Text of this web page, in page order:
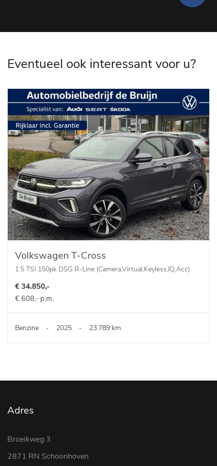
Eventueel ook interessant voor u?
Volkswagen T-Cross
1.5 TSI 150pk DSG R-Line (Camera,Virtual,Keyless,IQ,Acc)
€ 34.850,-
€ 608,- p.m.
Benzine - 2025 - 23.789 km
Adres
Broeikweg 3
2871 RN Schoonhoven